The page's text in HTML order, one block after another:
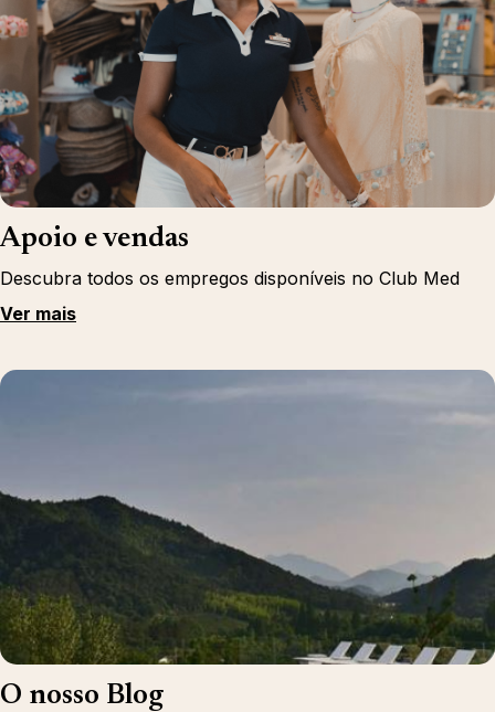
Apoio e vendas
Descubra todos os empregos disponíveis no Club Med
Ver mais
O nosso Blog